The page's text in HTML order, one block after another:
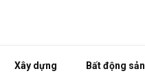
Xây dựng Bất động sản